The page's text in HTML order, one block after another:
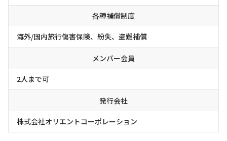
各種補償制度
海外/国内旅行傷害保険、紛失、盗難補償
メンバー会員
2人まで可
発行会社
株式会社オリエントコーポレーション